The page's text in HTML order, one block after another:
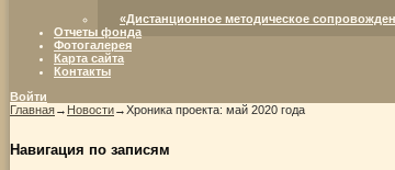
«Дистанционное методическое
Отчеты фонда
Фотогалерея
Карта сайта
Контакты
Войти
Главная→ Новости→Хроника проекта: май 2020 года
Навигация по записям